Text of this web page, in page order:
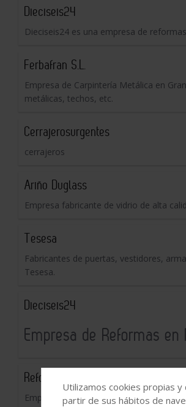
Dieciseis24
Dieciseis24 es una empresa de
Ferbafran S.L.
Empresa de Carpintería Metálica en
metálicas, techos, etc.
Cerrajerosurgentes
cerrajeros
Ariño Duglass
Empresa fabricante de vidrio de alta
Tesesa
Fabricantes de puertas, vestidores,
Tesesa.
Dieciseis24
Empresa de Reformas en
Reformas-Granada.es
Empresa dedicada a la reforma y
Utilizamos cookies propias
partir de sus hábitos de